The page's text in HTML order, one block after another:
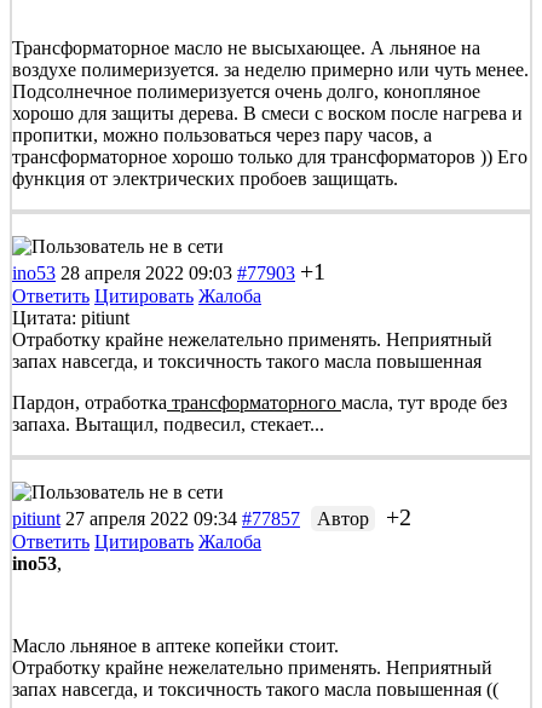
Трансформаторное масло не высыхающее. А льняное на
воздухе полимеризуется. за неделю примерно или чуть менее.
Подсолнечное полимеризуется очень долго, конопляное
хорошо для защиты дерева. В смеси с воском после нагрева и
пропитки, можно пользоваться через пару часов, а
трансформаторное хорошо только для трансформаторов )) Его
функция от электрических пробоев защищать.
ino53 28 апреля 2022 09:03 #77903 +1
Ответить Цитировать Жалоба
Цитата: pitiunt
Отработку крайне нежелательно применять. Неприятный
запах навсегда, и токсичность такого масла повышенная
Пардон, отработка трансформаторного масла, тут вроде без
запаха. Вытащил, подвесил, стекает...
pitiunt 27 апреля 2022 09:34 #77857 Автор +2
Ответить Цитировать Жалоба
ino53,
Масло льняное в аптеке копейки стоит.
Отработку крайне нежелательно применять. Неприятный
запах навсегда, и токсичность такого масла повышенная ((